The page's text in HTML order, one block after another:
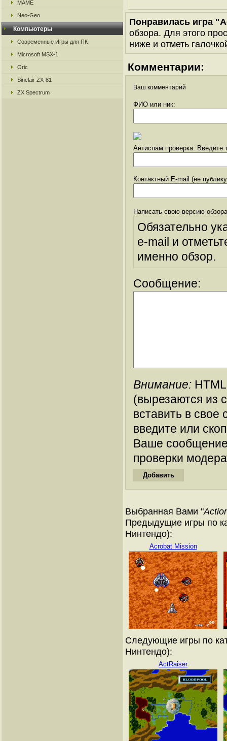
MAME
Neo-Geo
Компьютеры
Современные Игры для ПК
Microsoft MSX-1
Oric
Sinclair ZX-81
ZX Spectrum
Понравилась игра
обзора. Для этого
ниже и отметь
Комментарии:
Ваш комментарий
ФИО или ник:
Антиспам проверка: Введите
Контактный E-mail (не
Написать свою версию
Обязательно
e-mail и
именно обзор.
Сообщение:
Внимание:
(вырезаются из
вставить в
введите или
Ваше
проверки
Выбранная Вами "
Предыдущие игры по
Нинтендо):
Acrobat Mission
Следующие игры по
Нинтендо):
ActRaiser